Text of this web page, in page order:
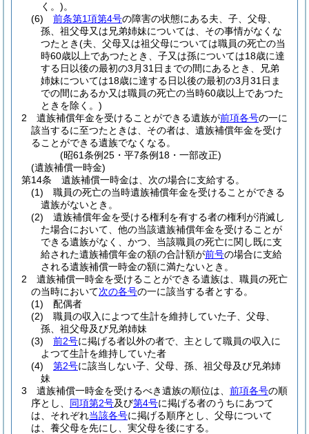
く。)。
(6)
前条第1項第4号の障害の状態にある夫、子、父母、
孫、祖父母又は兄弟姉妹については、その事情がなくな
つたとき(夫、父母又は祖父母については職員の死亡の当
時60歳以上であつたとき、子又は孫については18歳に達
する日以後の最初の3月31日までの間にあるとき、兄弟
姉妹については18歳に達する日以後の最初の3月31日ま
での間にあるか又は職員の死亡の当時60歳以上であつた
ときを除く。)
2
遺族補償年金を受けることができる遺族が前項各号の一に
該当するに至つたときは、その者は、遺族補償年金を受け
ることができる遺族でなくなる。
(昭61条例25・平7条例18・一部改正)
(遺族補償一時金)
第14条
遺族補償一時金は、次の場合に支給する。
(1)
職員の死亡の当時遺族補償年金を受けることができる
遺族がないとき。
(2)
遺族補償年金を受ける権利を有する者の権利が消滅し
た場合において、他の当該遺族補償年金を受けることが
できる遺族がなく、かつ、当該職員の死亡に関し既に支
給された遺族補償年金の額の合計額が前号の場合に支給
される遺族補償一時金の額に満たないとき。
2
遺族補償一時金を受けることができる遺族は、職員の死亡
の当時において次の各号の一に該当する者とする。
(1)
配偶者
(2)
職員の収入によつて生計を維持していた子、父母、
孫、祖父母及び兄弟姉妹
(3)
前2号に掲げる者以外の者で、主として職員の収入に
よつて生計を維持していた者
(4)
第2号に該当しない子、父母、孫、祖父母及び兄弟姉
妹
3
遺族補償一時金を受けるべき遺族の順位は、 前項各号の順
序とし、 同項第2号及び第4号に掲げる者のうちにあつて
は、それぞれ当該各号に掲げる順序とし、父母について
は、養父母を先にし、実父母を後にする。